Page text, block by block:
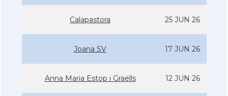
Calapastora 25 JUN 26
Joana SV 17 JUN 26
Anna Maria Estop i Graells 12 JUN 26